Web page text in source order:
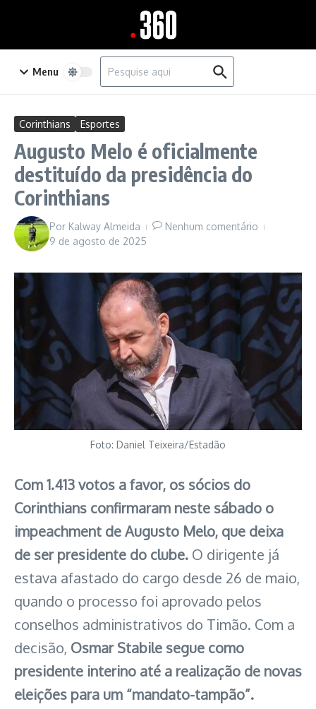
Menu
Procurar por:
Corinthians Esportes
Augusto Melo é oficialmente
destituído da presidência do
Corinthians
Por Kalway Almeida
Nenhum comentário
9 de agosto de 2025
Foto: Daniel Teixeira/Estadão
Com 1.413 votos a favor, os sócios do
Corinthians confirmaram neste sábado o
impeachment de Augusto Melo, que deixa
de ser presidente do clube. O dirigente já
estava afastado do cargo desde 26 de maio,
quando o processo foi aprovado pelos
conselhos administrativos do Timão. Com a
decisão, Osmar Stabile segue como
presidente interino até a realização de novas
eleições para um “mandato-tampão”.